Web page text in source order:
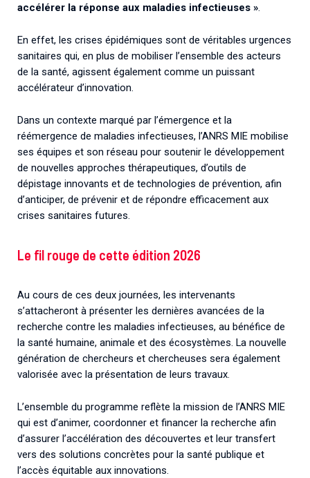
accélérer la réponse aux maladies infectieuses ».
En effet, les crises épidémiques sont de véritables urgences
sanitaires qui, en plus de mobiliser l’ensemble des acteurs
de la santé, agissent également comme un puissant
accélérateur d’innovation.
Dans un contexte marqué par l’émergence et la
réémergence de maladies infectieuses, l’ANRS MIE mobilise
ses équipes et son réseau pour soutenir le développement
de nouvelles approches thérapeutiques, d’outils de
dépistage innovants et de technologies de prévention, afin
d’anticiper, de prévenir et de répondre efficacement aux
crises sanitaires futures.
Le fil rouge de cette édition 2026
Au cours de ces deux journées, les intervenants
s’attacheront à présenter les dernières avancées de la
recherche contre les maladies infectieuses, au bénéfice de
la santé humaine, animale et des écosystèmes. La nouvelle
génération de chercheurs et chercheuses sera également
valorisée avec la présentation de leurs travaux.
L’ensemble du programme reflète la mission de l’ANRS MIE
qui est d’animer, coordonner et financer la recherche afin
d’assurer l’accélération des découvertes et leur transfert
vers des solutions concrètes pour la santé publique et
l’accès équitable aux innovations.